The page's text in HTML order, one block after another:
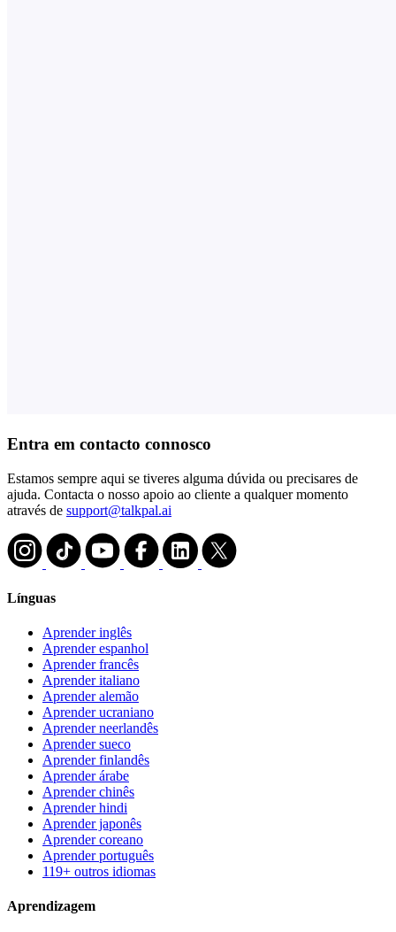
Entra em contacto connosco
Estamos sempre aqui se tiveres alguma dúvida ou precisares de
ajuda. Contacta o nosso apoio ao cliente a qualquer momento
através de support@talkpal.ai
Línguas
Aprender inglês
Aprender espanhol
Aprender francês
Aprender italiano
Aprender alemão
Aprender ucraniano
Aprender neerlandês
Aprender sueco
Aprender finlandês
Aprender árabe
Aprender chinês
Aprender hindi
Aprender japonês
Aprender coreano
Aprender português
119+ outros idiomas
Aprendizagem